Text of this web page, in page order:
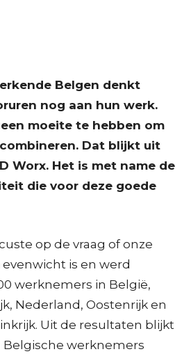
Belgen denkt
nog aan hun werk.
moeite te hebben om
Dat blijkt uit
Worx. Het is met name de
die voor deze goede
op de vraag of onze
is en werd
werknemers in België,
Nederland, Oostenrijk en
Uit de resultaten blijkt
Belgische werknemers